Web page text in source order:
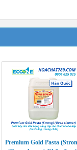
Premium Gold Pasta